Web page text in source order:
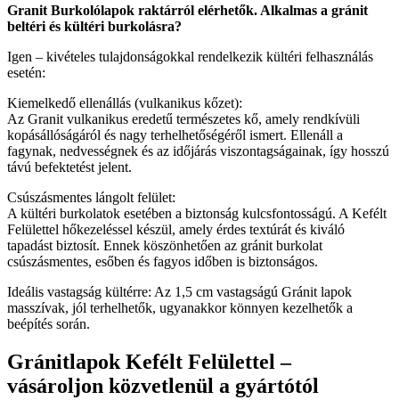
Granit Burkolólapok raktárról elérhetők. Alkalmas a gránit
beltéri és kültéri burkolásra?
Igen – kivételes tulajdonságokkal rendelkezik kültéri felhasználás
esetén:
Kiemelkedő ellenállás (vulkanikus kőzet):
Az Granit vulkanikus eredetű természetes kő, amely rendkívüli
kopásállóságáról és nagy terhelhetőségéről ismert. Ellenáll a
fagynak, nedvességnek és az időjárás viszontagságainak, így hosszú
távú befektetést jelent.
Csúszásmentes lángolt felület:
A kültéri burkolatok esetében a biztonság kulcsfontosságú. A Kefélt
Felülettel hőkezeléssel készül, amely érdes textúrát és kiváló
tapadást biztosít. Ennek köszönhetően az gránit burkolat
csúszásmentes, esőben és fagyos időben is biztonságos.
Ideális vastagság kültérre: Az 1,5 cm vastagságú Gránit lapok
masszívak, jól terhelhetők, ugyanakkor könnyen kezelhetők a
beépítés során.
Gránitlapok Kefélt Felülettel –
vásároljon közvetlenül a gyártótól